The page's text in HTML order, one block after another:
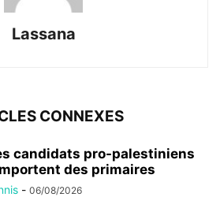
Lassana
CONNEXES
candidats pro-palestiniens
des primaires
- 06/08/2026